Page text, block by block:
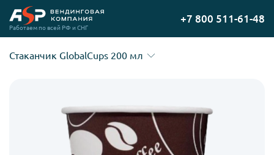
Перейти
на
Работаем по всей РФ и СНГ
+7 800 511-61-48
Стаканчик GlobalCups 200 мл